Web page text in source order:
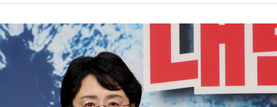
지…'쑥대밭' 된 축구협회
첫 훈련…80명 식사 대접까지(종합)
개 순감하고 그 전 2개월 10.3만개
에 2.3만 개 줄어…실업률은 4.1%로
기존 사고방식 매달리지 말고 과감히
' 합의…북쪽 인바운드·남쪽 아웃바
염중대경보, 폭염경보로 하향